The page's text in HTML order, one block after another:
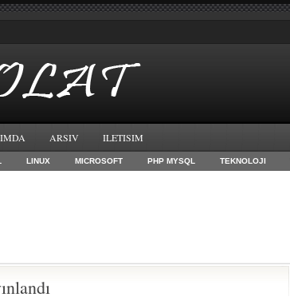
ARSIV ILETISIM
LINUX MICROSOFT PHP MYSQL TEKNOLOJI